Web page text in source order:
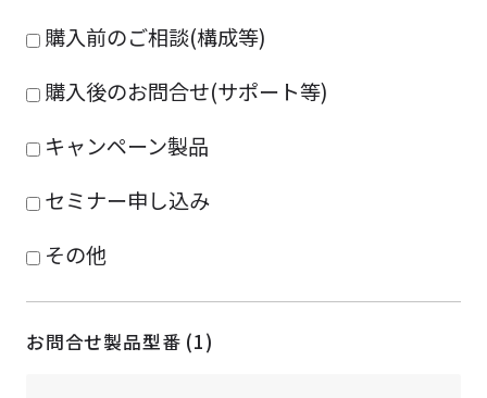
購入前のご相談(構成等)
購入後のお問合せ(サポート等)
キャンペーン製品
セミナー申し込み
その他
お問合せ製品型番 (1)